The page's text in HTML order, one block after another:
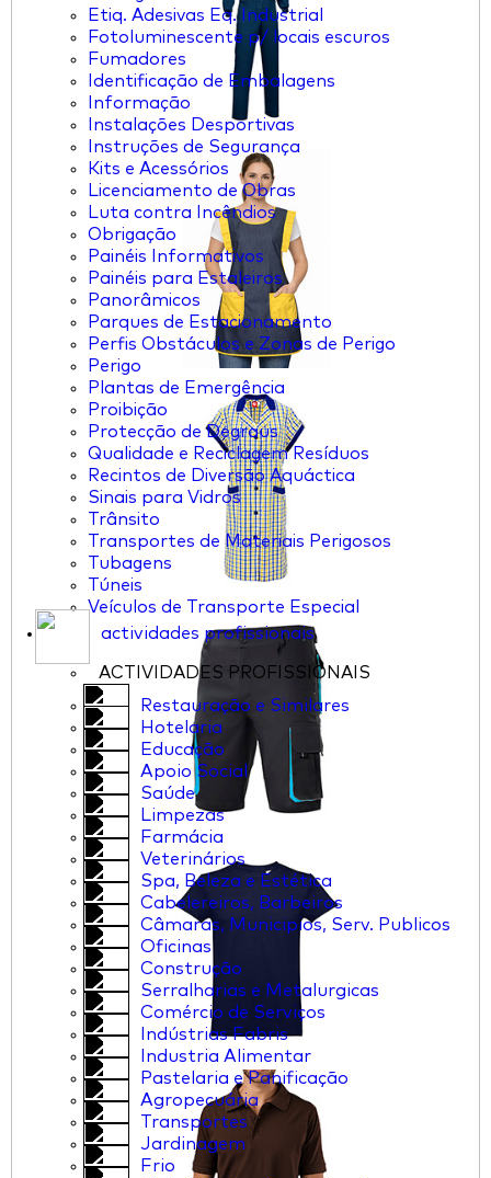
Etiq. Adesivas Eq. Industrial
Fotoluminescente p/ locais escuros
Fumadores
Identificação de Embalagens
Informação
Instalações Desportivas
Instruções de Segurança
Kits e Acessórios
Licenciamento de Obras
Luta contra Incêndios
Obrigação
Painéis Informativos
Painéis para Estaleiros
Panorâmicos
Parques de Estacionamento
Perfis Obstáculos e Zonas de Perigo
Perigo
Plantas de Emergência
Proibição
Protecção de Degraus
Qualidade e Reciclagem Resíduos
Recintos de Diversão Aquáctica
Sinais para Vidros
Trânsito
Transportes de Materiais Perigosos
Tubagens
Túneis
Veículos de Transporte Especial
actividades profissionais
ACTIVIDADES PROFISSIONAIS
Restauração e Similares
Hotelaria
Educação
Apoio Social
Saúde
Limpezas
Farmácia
Veterinários
Spa, Beleza e Estética
Cabelereiros, Barbeiros
Câmaras, Municipios, Serv. Publicos
Oficinas
Construção
Serralharias e Metalurgicas
Comércio de Serviços
Indústrias Fabris
Industria Alimentar
Pastelaria e Panificação
Agropecuária
Transportes
Jardinagem
Frio